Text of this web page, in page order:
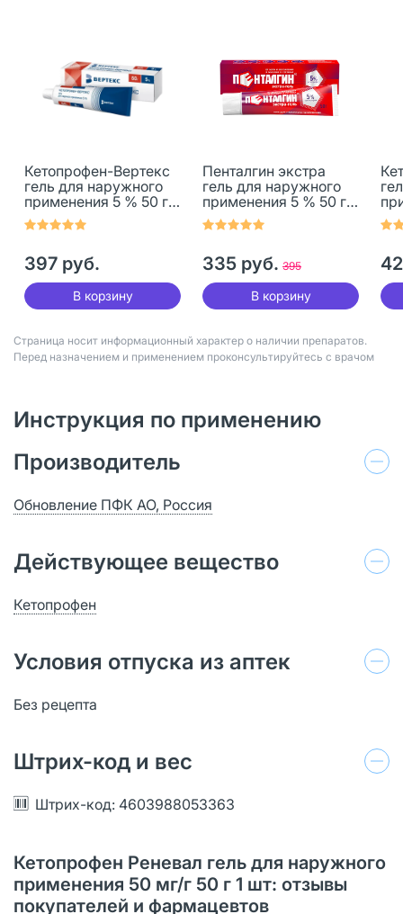
Кетопрофен-Вертекс
гель для наружного
применения 5 % 50 г 1
шт
397 руб.
В корзину
Пенталгин экстра
гель для наружного
применения 5 % 50 г 1
шт
335 руб. 395
В корзину
шт
Страница носит информационный характер о наличии препаратов.
Перед назначением и применением проконсультируйтесь с врачом
Инструкция по применению
Производитель
Обновление ПФК АО, Россия
Действующее вещество
Кетопрофен
Условия отпуска из аптек
Без рецепта
Штрих-код и вес
Штрих-код: 4603988053363
Кетопрофен Реневал гель для наружного
применения 50 мг/г 50 г 1 шт: отзывы
покупателей и фармацевтов